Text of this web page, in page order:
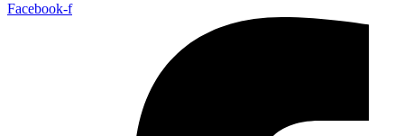
Facebook-f